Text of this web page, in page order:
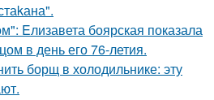
Eлизавета боярская показала
в день его 76-летия.
борщ в холодильнике: эту